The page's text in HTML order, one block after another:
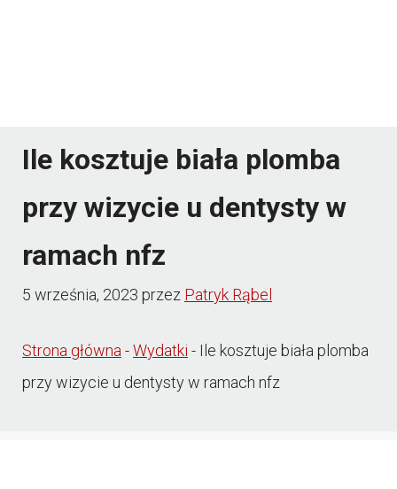
Ile kosztuje biała plomba
przy wizycie u dentysty w
ramach nfz
5 września, 2023 przez Patryk Rąbel
Strona główna-Wydatki - Ile kosztuje biała plomba
przy wizycie u dentysty w ramach nfz